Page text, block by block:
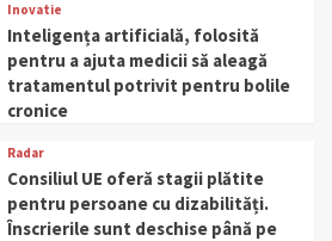
Inovatie
Inteligența artificială, folosită
pentru a ajuta medicii să aleagă
tratamentul potrivit pentru bolile
cronice
Radar
Consiliul UE oferă stagii plătite
pentru persoane cu dizabilități.
Înscrierile sunt deschise până pe